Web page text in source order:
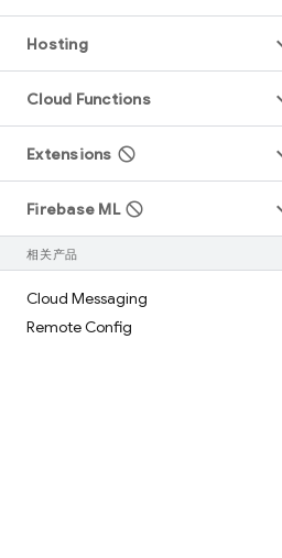
Hosting
Cloud Functions
Extensions
Firebase ML
相关产品
Cloud Messaging
Remote Config